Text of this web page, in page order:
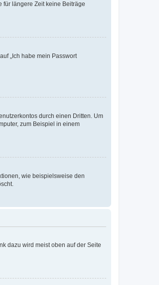
für längere Zeit keine Beiträge
„Ich habe mein Passwort
durch einen Dritten. Um
zum Beispiel in einem
wie beispielsweise den
dazu wird meist oben auf der Seite